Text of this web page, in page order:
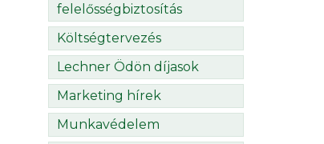
felelősségbiztosítás
Költségtervezés
Lechner Ödön díjasok
Marketing hírek
Munkavédelem